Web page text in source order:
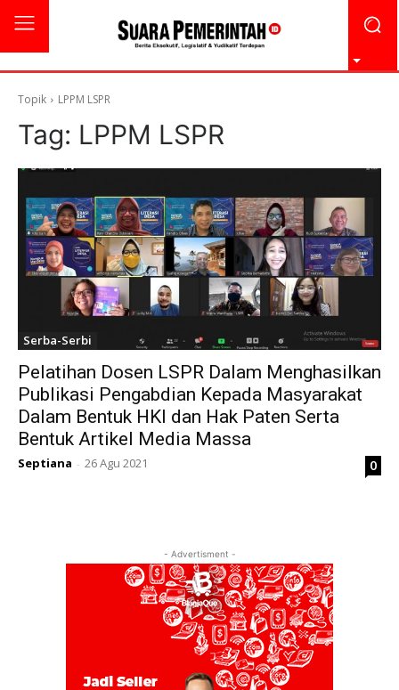
Topik LPPM LSPR
Tag: LPPM LSPR
Serba-Serbi
Pelatihan Dosen LSPR Dalam Menghasilkan
Publikasi Pengabdian Kepada Masyarakat
Dalam Bentuk HKI dan Hak Paten Serta
Bentuk Artikel Media Massa
Septiana - 26 Agu 2021 0
- Advertisment -